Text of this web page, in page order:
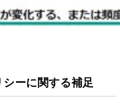
ーに関する補足